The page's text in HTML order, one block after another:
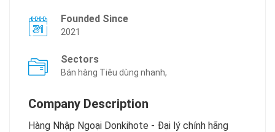
Founded Since
2021
Sectors
Bán hàng Tiêu dùng nhanh,
Company Description
Hàng Nhập Ngoại Donkihote - Đại lý chính hãng